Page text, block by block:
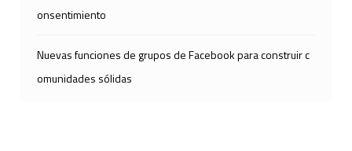
onsentimiento
Nuevas funciones de grupos de Facebook para construir c
omunidades sólidas